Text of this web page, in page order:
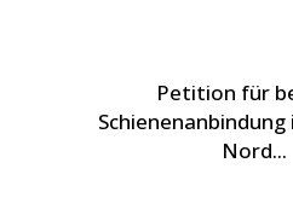
Petition für
Nord...